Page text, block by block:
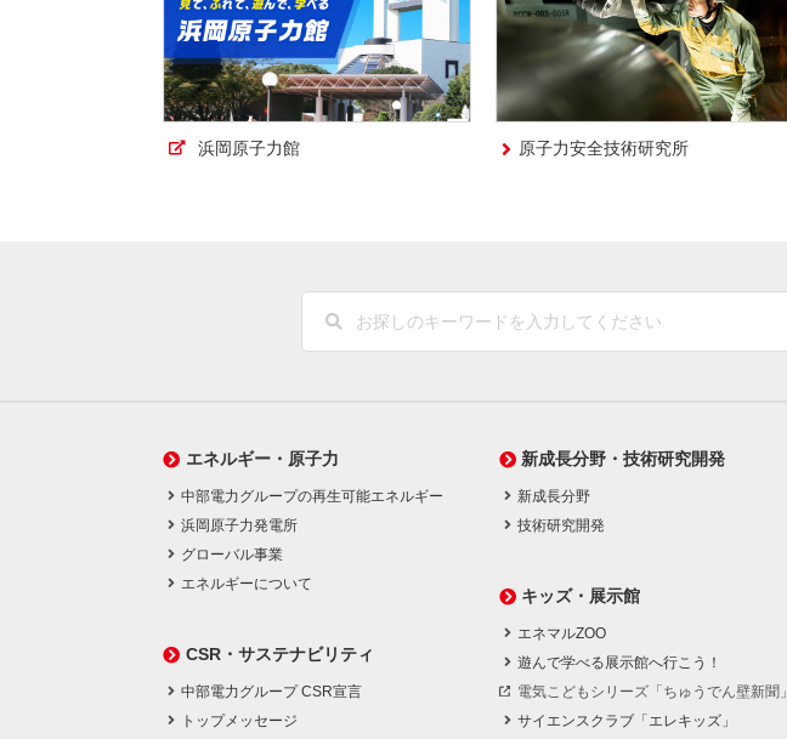
浜岡原子力館 原子力安全技術研究所
エネルギー・原子力
中部電力グループの再生可能エネルギー
浜岡原子力発電所
グローバル事業
エネルギーについて
CSR・サステナビリティ
中部電力グループ CSR宣言
トップメッセージ
新成長分野・技術研究開発
新成長分野
技術研究開発
キッズ・展示館
エネマルZOO
遊んで学べる展示館へ行こう！
電気こどもシリーズ「ちゅうでん壁新聞」
サイエンスクラブ「エレキッズ」